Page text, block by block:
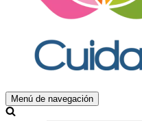
Menú de navegación